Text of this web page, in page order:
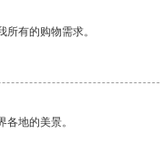
有的购物需求。
地的美景。